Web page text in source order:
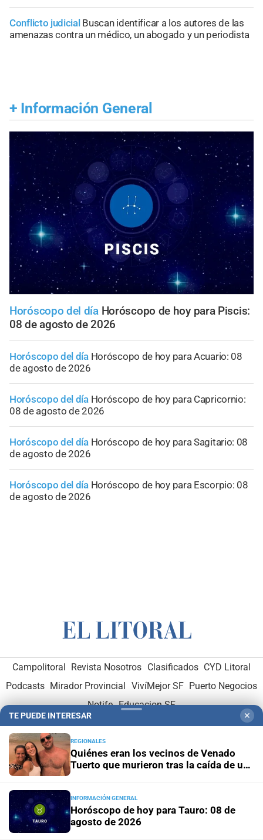
Conflicto judicial Buscan identificar a los autores de las
amenazas contra un médico, un abogado y un periodista
+ Información General
Horóscopo del día Horóscopo de hoy para Piscis:
08 de agosto de 2026
Horóscopo del día Horóscopo de hoy para Acuario: 08
de agosto de 2026
Horóscopo del día Horóscopo de hoy para Capricornio:
08 de agosto de 2026
Horóscopo del día Horóscopo de hoy para Sagitario: 08
de agosto de 2026
Horóscopo del día Horóscopo de hoy para Escorpio: 08
de agosto de 2026
Campolitoral Revista Nosotros Clasificados CYD Litoral
Podcasts Mirador Provincial VivíMejor SF Puerto Negocios
Notife Educacion SF
Hemeroteca Digital (1930-1979)
Administración y Publicidad-Elementos institucionales
Opcionales con El Litoral
TE PUEDE INTERESAR ✕
REGIONALES
Quiénes eran los vecinos de Venado
Tuerto que murieron tras la caída de un
INFORMACIÓN GENERAL
Horóscopo de hoy para Tauro: 08 de
agosto de 2026